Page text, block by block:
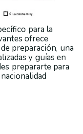
para la
ofrece
preparación, una
y guías en
prepararte para